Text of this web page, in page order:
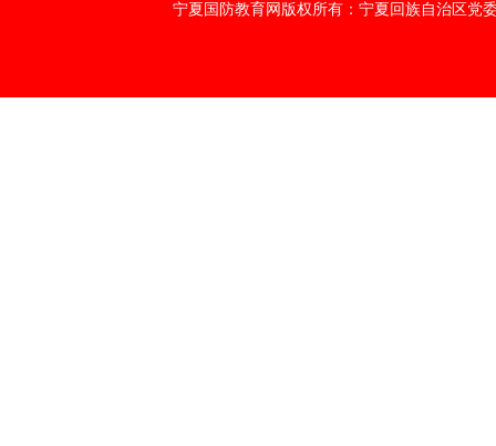
宁夏国防教育网版权所有：宁夏回族自治